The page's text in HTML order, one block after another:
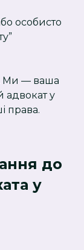
особисто
Ми — ваша
адвокат у
права.
до
у